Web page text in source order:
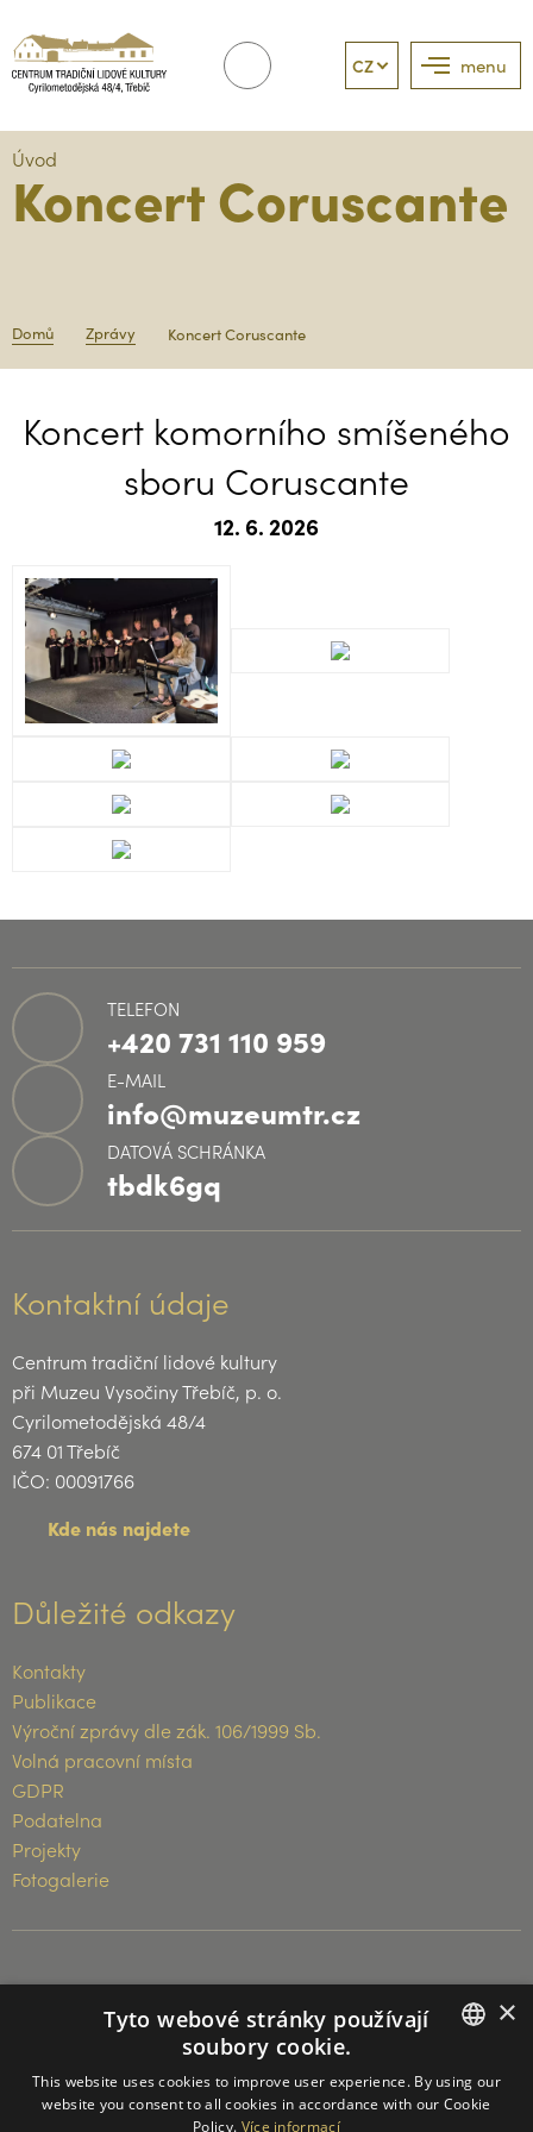
menu
CZ
Úvod
Koncert Coruscante
Domů Zprávy Koncert Coruscante
Koncert komorního smíšeného
sboru Coruscante
12. 6. 2026
TELEFON
+420 731 110 959
E-MAIL
info@muzeumtr.cz
DATOVÁ SCHRÁNKA
tbdk6gq
Kontaktní údaje
Centrum tradiční lidové kultury
při Muzeu Vysočiny Třebíč, p. o.
Cyrilometodějská 48/4
674 01 Třebíč
IČO: 00091766
Kde nás najdete
Důležité odkazy
Kontakty
Publikace
Výroční zprávy dle zák. 106/1999 Sb.
Volná pracovní místa
GDPR
Podatelna
Projekty
Fotogalerie
© 2026 Muzeum Vysočiny Třebíč
CZECH
×
Tyto webové stránky používají
soubory cookie.
This website uses cookies to improve user experience. By using our
website you consent to all cookies in accordance with our Cookie
Policy. Více informací